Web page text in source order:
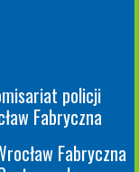
Fabryczna